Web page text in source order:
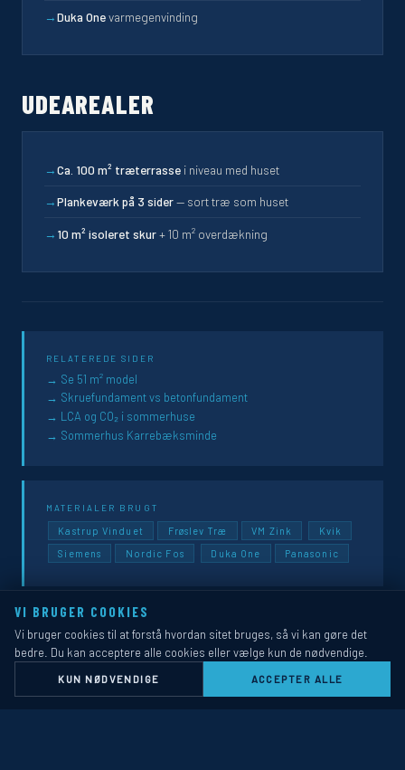
→Duka Onevarmegenvinding
UDEAREALER
→Ca. 100 m² træterrasse i niveau med huset
→Plankeværk på 3 sider— sort træ som huset
→ 10 m² isoleret skur+ 10 m² overdækning
RELATEREDE SIDER
Se 51 m² model
Skruefundament vs betonfundament
LCA og CO₂ i sommerhuse
Sommerhus Karrebæksminde
MATERIALER BRUGT
Kastrup Vinduet Frøslev Træ VM Zink
Kvik
Siemens
Nordic Fos Duka One Panasonic
VI BRUGER COOKIES
Vi bruger cookies til at forstå hvordan sitet bruges, så vi kan gøre det
bedre. Du kan acceptere alle cookies eller vælge kun de nødvendige.
KUN NØDVENDIGE ACCEPTER ALLE